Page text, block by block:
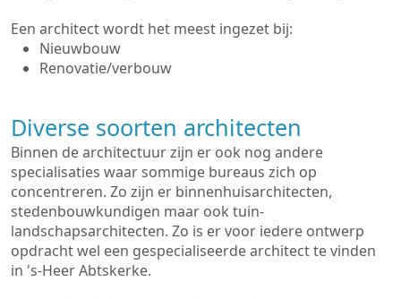
Een architect wordt het meest ingezet bij:
Nieuwbouw
Renovatie/verbouw
Diverse soorten architecten
Binnen de architectuur zijn er ook nog andere
specialisaties waar sommige bureaus zich op
concentreren. Zo zijn er binnenhuisarchitecten,
stedenbouwkundigen maar ook tuin-
landschapsarchitecten. Zo is er voor iedere ontwerp
opdracht wel een gespecialiseerde architect te vinden
in 's-Heer Abtskerke.